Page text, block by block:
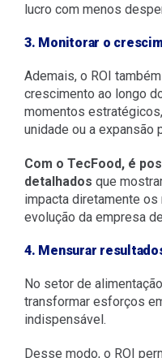
lucro com menos
3. Monitorar o
Ademais, o ROI
crescimento ao longo
momentos
unidade ou a expansão
Com o TecFood, é
detalhados que
impacta diretamente os
evolução da empresa
4. Mensurar
No setor de
transformar esforços
indispensável.
Desse modo, o ROI